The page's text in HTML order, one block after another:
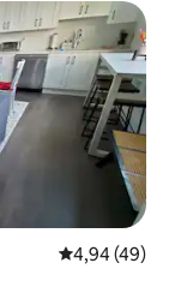
Priemerné
4,94 (49)